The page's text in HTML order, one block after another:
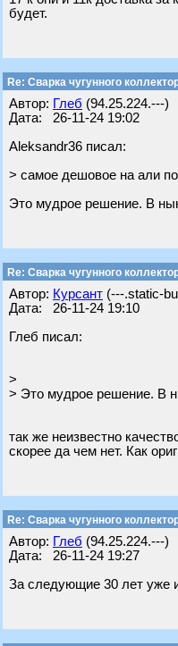
будет.
Re: Сварка чугунного
Автор: Глеб (94.25.224.---)
Дата: 26-11-24 19:02
Aleksandr36 писал:
> самое дешовое на али
Это мудрое решение. В
Re: Сварка чугунного
Автор: Курсант (---.static-
Дата: 26-11-24 19:10
Глеб писал:
>
> Это мудрое решение. В
так же неизвестно
скорее да чем нет. Как
Re: Сварка чугунного
Автор: Глеб (94.25.224.---)
Дата: 26-11-24 19:27
За следующие 30 лет уже и